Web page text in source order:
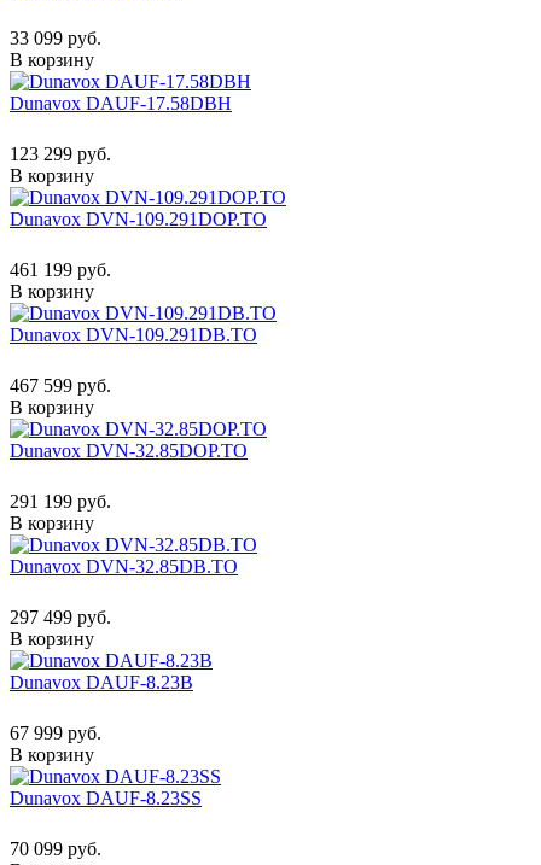
33 099 руб.
В корзину
Dunavox DAUF-17.58DBH
123 299 руб.
В корзину
Dunavox DVN-109.291DOP.TO
461 199 руб.
В корзину
Dunavox DVN-109.291DB.TO
467 599 руб.
В корзину
Dunavox DVN-32.85DOP.TO
291 199 руб.
В корзину
Dunavox DVN-32.85DB.TO
297 499 руб.
В корзину
Dunavox DAUF-8.23B
67 999 руб.
В корзину
Dunavox DAUF-8.23SS
70 099 руб.